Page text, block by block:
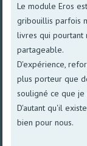
Le module Eros
gribouillis parfois
livres qui pourtant
partageable.
D'expérience,
plus porteur que
souligné ce que
D'autant qu'il
bien pour nous.